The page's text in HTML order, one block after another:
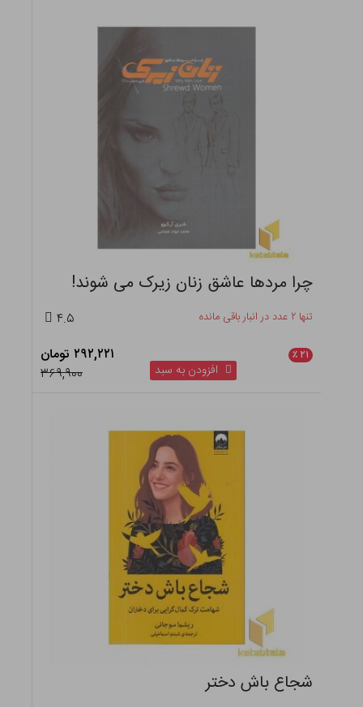
چرا مردها عاشق زنان زیرک می شوند!
تنها ۲ عدد در انبار باقی مانده ۴.۵
۲۱ ٪
۲۹۲,۲۲۱ تومان
۳۶۹,۹۰۰
افزودن به سبد
شجاع باش دختر